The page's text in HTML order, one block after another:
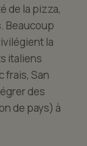
de la pizza,
Beaucoup
la
italiens
frais, San
des
de pays) à